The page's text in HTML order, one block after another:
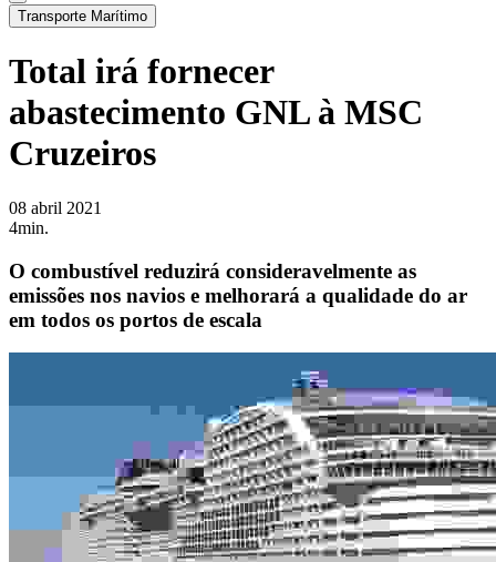
Transporte Marítimo
Total irá fornecer
abastecimento GNL à MSC
Cruzeiros
08 abril 2021
4min.
O combustível reduzirá consideravelmente as
emissões nos navios e melhorará a qualidade do ar
em todos os portos de escala